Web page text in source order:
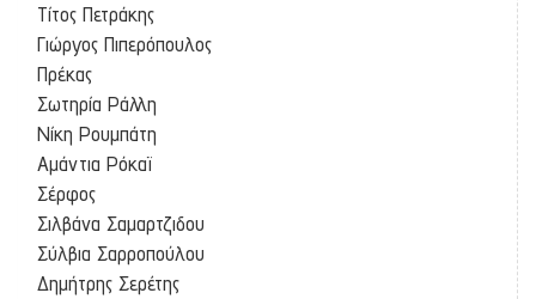
Τίτος Πετράκης
Γιώργος Πιπερόπουλος
Πρέκας
Σωτηρία Ράλλη
Νίκη Ρουμπάτη
Αμάντια Ρόκαϊ
Σέρφος
Σιλβάνα Σαμαρτζιδου
Σύλβια Σαρροπούλου
Δημήτρης Σερέτης